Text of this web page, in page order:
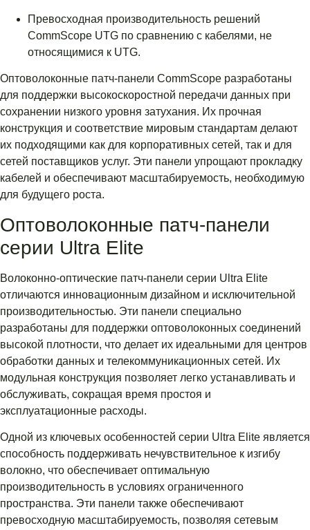
Превосходная производительность решений
CommScope UTG по сравнению с кабелями, не
относящимися к UTG.
Оптоволоконные патч-панели CommScope разработаны
для поддержки высокоскоростной передачи данных при
сохранении низкого уровня затухания. Их прочная
конструкция и соответствие мировым стандартам делают
их подходящими как для корпоративных сетей, так и для
сетей поставщиков услуг. Эти панели упрощают прокладку
кабелей и обеспечивают масштабируемость, необходимую
для будущего роста.
Оптоволоконные патч-панели
серии Ultra Elite
Волоконно-оптические патч-панели серии Ultra Elite
отличаются инновационным дизайном и исключительной
производительностью. Эти панели специально
разработаны для поддержки оптоволоконных соединений
высокой плотности, что делает их идеальными для центров
обработки данных и телекоммуникационных сетей. Их
модульная конструкция позволяет легко устанавливать и
обслуживать, сокращая время простоя и
эксплуатационные расходы.
Одной из ключевых особенностей серии Ultra Elite является
способность поддерживать нечувствительное к изгибу
волокно, что обеспечивает оптимальную
производительность в условиях ограниченного
пространства. Эти панели также обеспечивают
превосходную масштабируемость, позволяя сетевым